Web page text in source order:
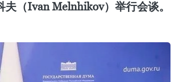
（Ivan Melnhikov）举行会谈。